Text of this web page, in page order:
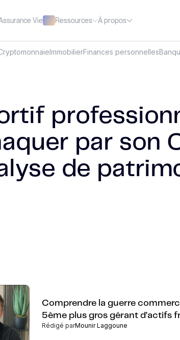
Vie Ressources À propos
ImmobilierFinances personnelles
par son
de
Comprendre la guerre
5ème plus gros gérant d’actifs
Rédigé parMounir Laggoune